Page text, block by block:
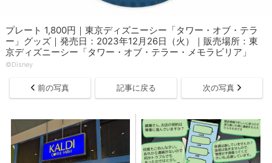
プレート 1,800円｜東京ディズニーシー「タワー・オブ・テラ
ー」グッズ｜発売日：2023年12月26日（火）｜販売場所：東
京ディズニーシー「タワー・オブ・テラー・メモラビリア」
©Disney
前の写真 記事に戻る 次の写真